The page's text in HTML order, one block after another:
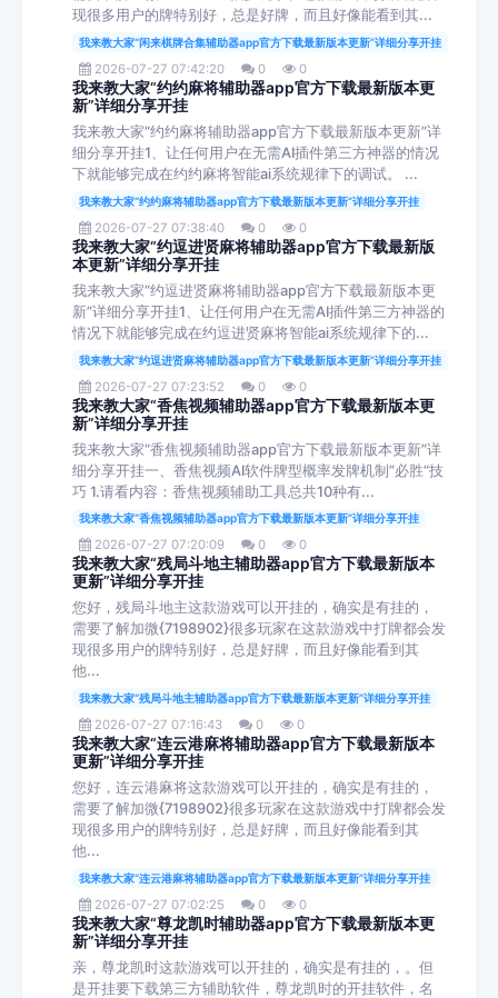
现很多用户的牌特别好，总是好牌，而且好像能看到其...
我来教大家“闲来棋牌合集辅助器app官方下载最新版本更新”详细分享开挂
2026-07-27 07:42:20 0 0
我来教大家“约约麻将辅助器app官方下载最新版本更
新”详细分享开挂
我来教大家“约约麻将辅助器app官方下载最新版本更新”详
细分享开挂1、让任何用户在无需AI插件第三方神器的情况
下就能够完成在约约麻将智能ai系统规律下的调试。 ...
我来教大家“约约麻将辅助器app官方下载最新版本更新”详细分享开挂
2026-07-27 07:38:40 0 0
我来教大家“约逗进贤麻将辅助器app官方下载最新版
本更新”详细分享开挂
我来教大家“约逗进贤麻将辅助器app官方下载最新版本更
新”详细分享开挂1、让任何用户在无需AI插件第三方神器的
情况下就能够完成在约逗进贤麻将智能ai系统规律下的...
我来教大家“约逗进贤麻将辅助器app官方下载最新版本更新”详细分享开挂
2026-07-27 07:23:52 0 0
我来教大家“香焦视频辅助器app官方下载最新版本更
新”详细分享开挂
我来教大家“香焦视频辅助器app官方下载最新版本更新”详
细分享开挂一、香焦视频AI软件牌型概率发牌机制”必胜“技
巧 1.请看内容：香焦视频辅助工具总共10种有...
我来教大家“香焦视频辅助器app官方下载最新版本更新”详细分享开挂
2026-07-27 07:20:09 0 0
我来教大家“残局斗地主辅助器app官方下载最新版本
更新”详细分享开挂
您好，残局斗地主这款游戏可以开挂的，确实是有挂的，
需要了解加微{7198902}很多玩家在这款游戏中打牌都会发
现很多用户的牌特别好，总是好牌，而且好像能看到其
他...
我来教大家“残局斗地主辅助器app官方下载最新版本更新”详细分享开挂
2026-07-27 07:16:43 0 0
我来教大家“连云港麻将辅助器app官方下载最新版本
更新”详细分享开挂
您好，连云港麻将这款游戏可以开挂的，确实是有挂的，
需要了解加微{7198902}很多玩家在这款游戏中打牌都会发
现很多用户的牌特别好，总是好牌，而且好像能看到其
他...
我来教大家“连云港麻将辅助器app官方下载最新版本更新”详细分享开挂
2026-07-27 07:02:25 0 0
我来教大家“尊龙凯时辅助器app官方下载最新版本更
新”详细分享开挂
亲，尊龙凯时这款游戏可以开挂的，确实是有挂的，。但
是开挂要下载第三方辅助软件，尊龙凯时的开挂软件，名